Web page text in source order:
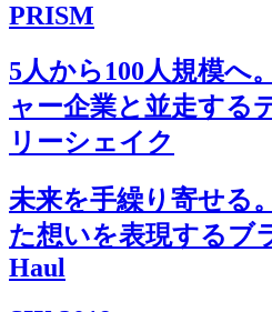
PRISM
5人から100人規模へ
ャー企業と並走する
リーシェイク
未来を手繰り寄せる
た想いを表現するブ
Haul